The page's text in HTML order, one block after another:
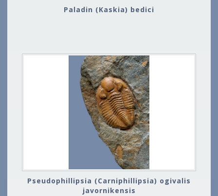
Paladin (Kaskia) bedici
Pseudophillipsia (Carniphillipsia) ogivalis
javornikensis